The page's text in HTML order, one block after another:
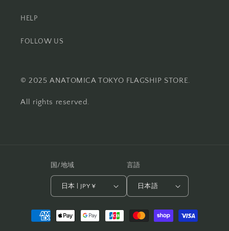
HELP
FOLLOW US
© 2025 ANATOMICA TOKYO FLAGSHIP STORE.
All rights reserved.
国/地域
日本 | JPY ¥
言語
日本語
決
済